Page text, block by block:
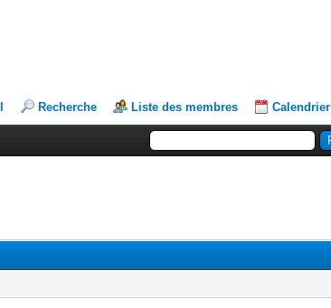
Recherche Liste des membres Calendrier